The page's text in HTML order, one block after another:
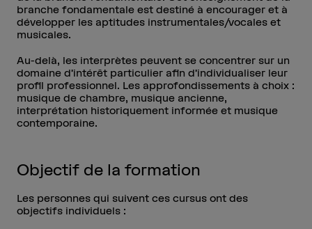
branche fondamentale est destiné à encourager et à
développer les aptitudes instrumentales/vocales et
musicales.
Au-delà, les interprètes peuvent se concentrer sur un
domaine d’intérêt particulier afin d’individualiser leur
profil professionnel. Les approfondissements à choix :
musique de chambre, musique ancienne,
interprétation historiquement informée et musique
contemporaine.
Objectif de la formation
Les personnes qui suivent ces cursus ont des
objectifs individuels :